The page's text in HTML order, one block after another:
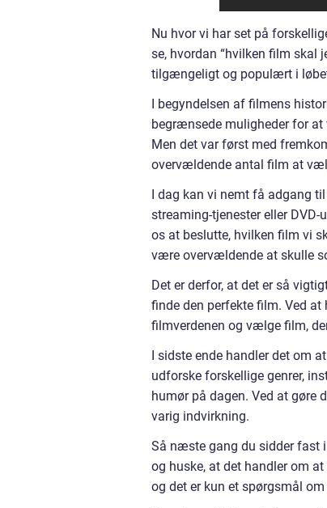
Nu hvor vi har set på
se, hvordan “hvilken film skal
tilgængeligt og populært i
I begyndelsen af filmens
begrænsede muligheder for
Men det var først med
overvældende antal film at
I dag kan vi nemt få adgang
streaming-tjenester eller
os at beslutte, hvilken film vi
være overvældende at skulle
Det er derfor, at det er så
finde den perfekte film. Ved
filmverdenen og vælge film,
I sidste ende handler det om
udforske forskellige genrer,
humør på dagen. Ved at gøre
varig indvirkning.
Så næste gang du sidder fast
og huske, at det handler om
og det er kun et spørgsmål